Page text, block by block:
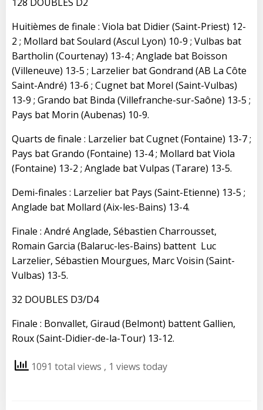
Huitièmes de finale : Viola bat Didier (Saint-Priest) 12-
2 ; Mollard bat Soulard (Ascul Lyon) 10-9 ; Vulbas bat
Bartholin (Courtenay) 13-4 ; Anglade bat Boisson
(Villeneuve) 13-5 ; Larzelier bat Gondrand (AB La Côte
Saint-André) 13-6 ; Cugnet bat Morel (Saint-Vulbas)
13-9 ; Grando bat Binda (Villefranche-sur-Saône) 13-5 ;
Pays bat Morin (Aubenas) 10-9.
Quarts de finale : Larzelier bat Cugnet (Fontaine) 13-7 ;
Pays bat Grando (Fontaine) 13-4 ; Mollard bat Viola
(Fontaine) 13-2 ; Anglade bat Vulpas (Tarare) 13-5.
Demi-finales : Larzelier bat Pays (Saint-Etienne) 13-5 ;
Anglade bat Mollard (Aix-les-Bains) 13-4.
Finale : André Anglade, Sébastien Charrousset,
Romain Garcia (Balaruc-les-Bains) battent Luc
Larzelier, Sébastien Mourgues, Marc Voisin (Saint-
Vulbas) 13-5.
32 DOUBLES D3/D4
Finale : Bonvallet, Giraud (Belmont) battent Gallien,
Roux (Saint-Didier-de-la-Tour) 13-12.
1091 total views , 1 views today